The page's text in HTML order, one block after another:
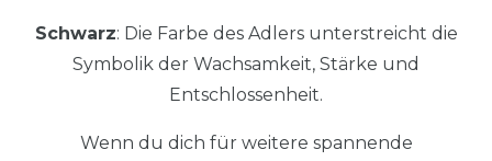
Schwarz: Die Farbe des Adlers unterstreicht die
Symbolik der Wachsamkeit, Stärke und
Entschlossenheit.
Wenn du dich für weitere spannende